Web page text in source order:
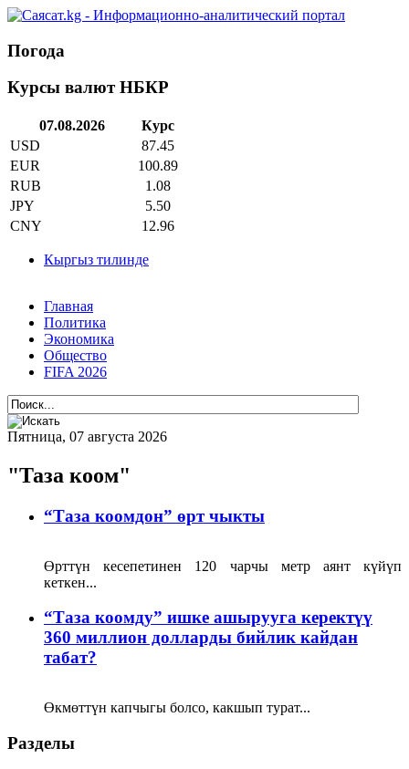
Погода
Курсы валют НБКР
07.08.2026
Курс
USD
87.45
EUR
100.89
RUB
1.08
JPY
5.50
CNY
12.96
Кыргыз тилинде
Главная
Политика
Экономика
Общество
FIFA 2026
Пятница, 07 августа 2026
"Таза коом"
“Таза коомдон” өрт чыкты
Өрттүн кесепетинен 120 чарчы метр аянт күйүп
кеткен...
“Таза коомду” ишке ашырууга керектүү
360 миллион долларды бийлик кайдан
табат?
Өкмөттүн капчыгы болсо, какшып турат...
Разделы